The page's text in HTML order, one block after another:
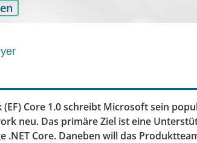
Core 1.0 schreibt Microsoft sein
neu. Das primäre Ziel ist eine
.NET Core. Daneben will das